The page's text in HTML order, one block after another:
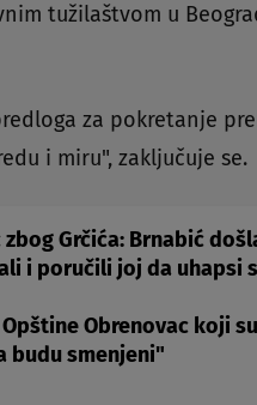
tužilaštvom u
za pokretanje
i miru", zaključuje se.
zbog Grčića: Brnabić
i poručili joj da uhapsi
Obrenovac koji
budu smenjeni"